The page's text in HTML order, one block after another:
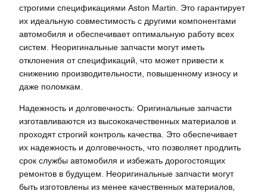
строгими спецификациями Aston Martin. Это гарантирует
их идеальную совместимость с другими компонентами
автомобиля и обеспечивает оптимальную работу всех
систем. Неоригинальные запчасти могут иметь
отклонения от спецификаций, что может привести к
снижению производительности, повышенному износу и
даже поломкам.
Надежность и долговечность: Оригинальные запчасти
изготавливаются из высококачественных материалов и
проходят строгий контроль качества. Это обеспечивает
их надежность и долговечность, что позволяет продлить
срок службы автомобиля и избежать дорогостоящих
ремонтов в будущем. Неоригинальные запчасти могут
быть изготовлены из менее качественных материалов,